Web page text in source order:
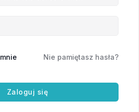
Nie pamiętasz hasła?
Zaloguj się